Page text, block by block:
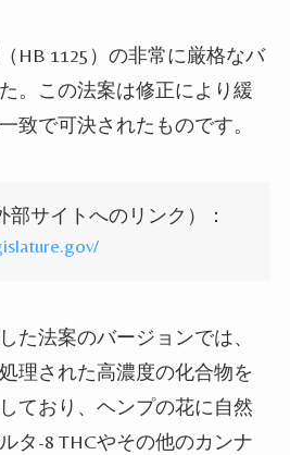
HB 1125）の非常に厳格なバ
。この法案は修正により緩
致で可決されたものです。
部サイトへのリンク）：
た法案のバージョンでは、
理された高濃度の化合物を
ており、ヘンプの花に自然
タ-8 THCやその他のカンナ